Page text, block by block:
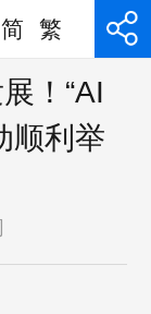
简 繁
！“AI
顺利举